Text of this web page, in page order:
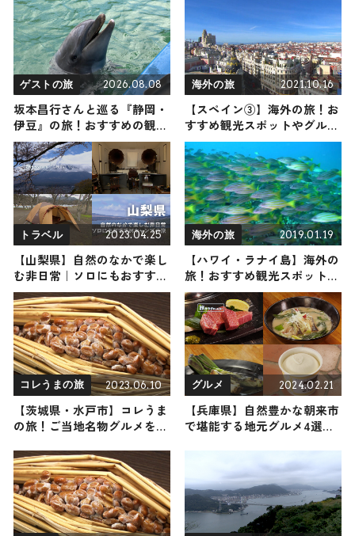
ゲストの旅 2026.08.08
坂本昌行さんと巡る『静岡・
伊豆』の旅！おすすめの観
光・グルメをご紹介 2026年8
月8日放送
海外の旅 2021.10.16
【スペイン③】海外の旅！お
すすめ観光スポットやグルメ
をリポート
トラベル 2023.04.25
【山梨県】自然のなかで楽し
む非日常｜ソロにもおすすめ
キャンプの旅
海外の旅 2019.01.19
【ハワイ・ラナイ島】海外の
旅！おすすめ観光スポットや
グルメをリポート
コレうまの旅 2023.06.10
【茨城県・水戸市】コレうま
の旅！ご当地名物グルメをお
グルメ 2024.02.21
【兵庫県】自然豊かな朝来市
で堪能する地元グルメ4選〜